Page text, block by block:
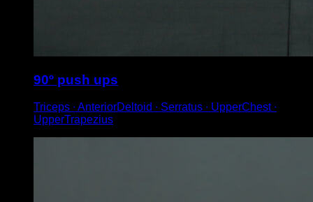
90º push ups
Triceps ∙ AnteriorDeltoid ∙ Serratus ∙ UpperChest ∙
UpperTrapezius